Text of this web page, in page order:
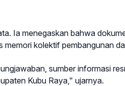
Ia menegaskan bahwa
memori kolektif pembangunan
sumber informasi
Kubu Raya," ujarnya.